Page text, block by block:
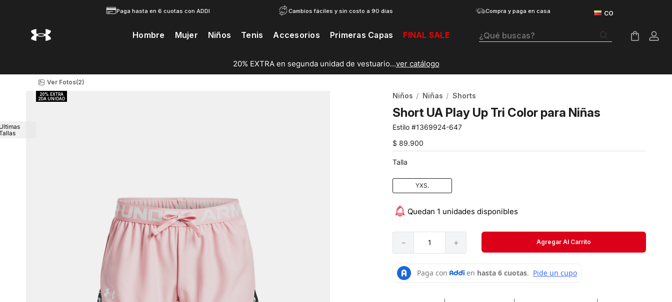
Paga hasta en 6 cuotas con ADDI Cambios fáciles y sin costo a 90 días Compra y paga en casa
Hombre Mujer Niños Tenis Accesorios Primeras Capas FINAL SALE ¿Qué buscas?
20% EXTRA en segunda unidad de vestuario...ver catálogo
Ver Fotos(2)
Niños Niñas Shorts
Short UA Play Up Tri Color para Niñas
1369924-647
$ 89.900
Talla
YXS.
Quedan 1 unidades disponibles
＋
－ Agregar Al Carrito
Botas
Tenis Mujer
Tenis Hombre
Medias
Short